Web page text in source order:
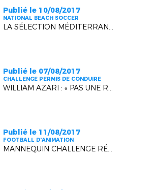
Publié le 10/08/2017
NATIONAL BEACH SOCCER
LA SÉLECTION MÉDITERRANÉENNE EN LIVE !
Publié le 07/08/2017
CHALLENGE PERMIS DE CONDUIRE
WILLIAM AZARI : « PAS UNE RÉCOMPENSE INDIVIDUELLE ! »
Publié le 11/08/2017
FOOTBALL D'ANIMATION
MANNEQUIN CHALLENGE RÉGIONAL U11 !